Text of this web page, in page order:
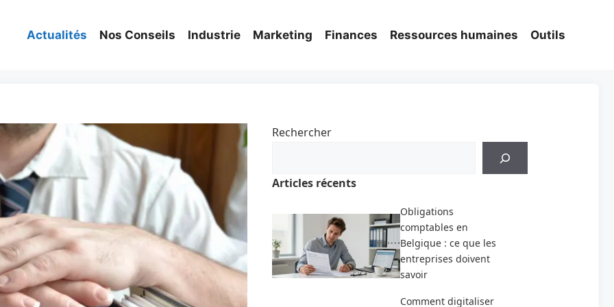
Actualités Nos Conseils Industrie Marketing Finances Ressources humaines Outils
Rechercher
Articles récents
Obligations
comptables en
Belgique : ce que les
entreprises doivent
savoir
Comment digitaliser